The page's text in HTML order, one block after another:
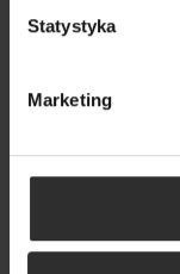
Statystyka
Marketing